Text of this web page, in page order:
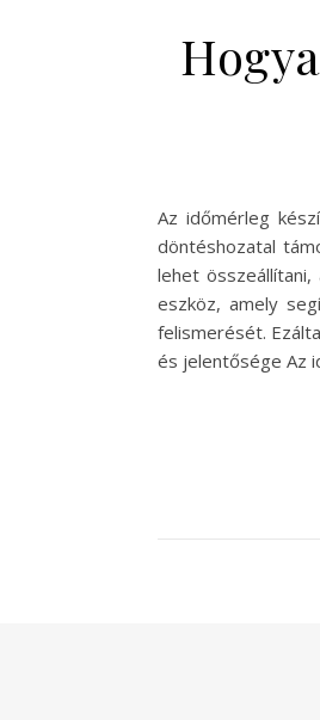
Az időmérleg
döntéshozatal
lehet
eszköz, amely
felismerését.
és jelentősége Az